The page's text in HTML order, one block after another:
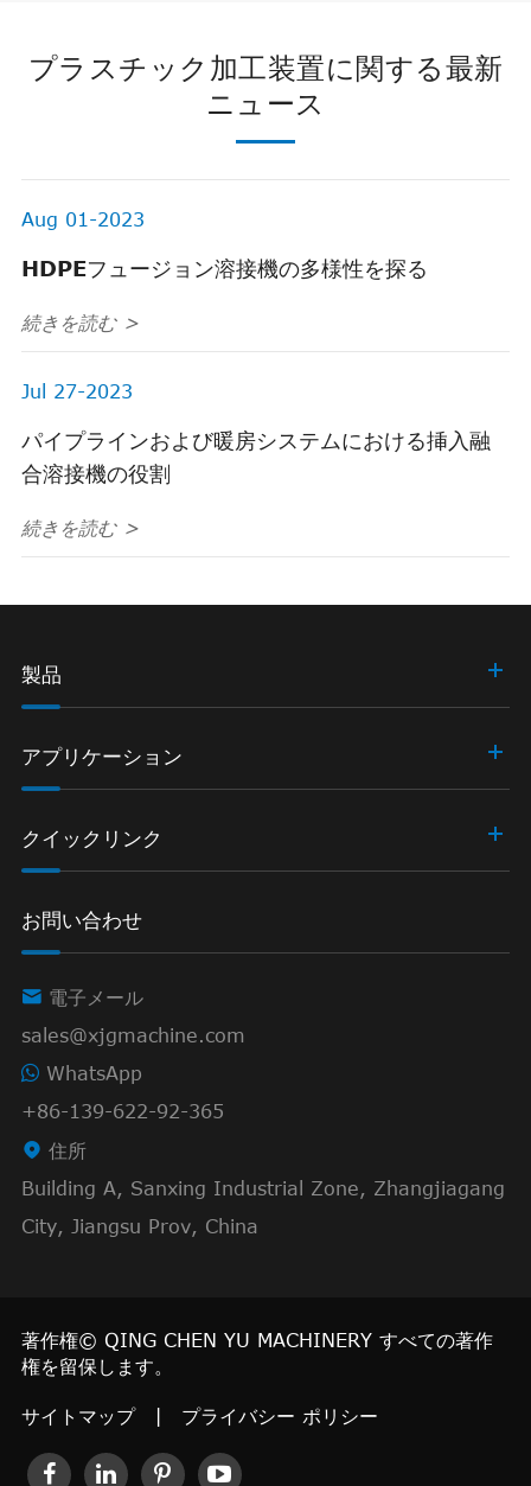
プラスチック加工装置に関する最新
ニュース
Aug 01-2023
HDPEフュージョン溶接機の多様性を探る
続きを読む >
Jul 27-2023
パイプラインおよび暖房システムにおける挿入融
合溶接機の役割
続きを読む >
製品
アプリケーション
クイックリンク
お問い合わせ
 電子メール
sales@xjgmachine.com
WhatsApp
+86-139-622-92-365
 住所
Building A, Sanxing Industrial Zone, Zhangjiagang
City, Jiangsu Prov, China
著作権© QING CHEN YU MACHINERY すべての著作
権を留保します。
サイトマップ プライバシー ポリシー